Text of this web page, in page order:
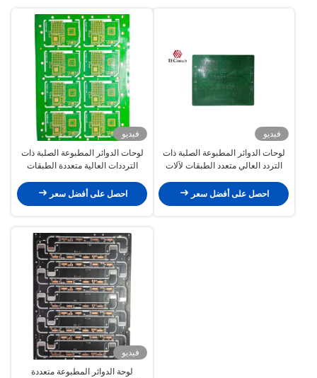
فيديو
لوحات الدوائر المطبوعة الصلبة ذات
التردد العالي متعدد الطبقات لآلات
احصل على أفضل سعر
فيديو
لوحات الدوائر المطبوعة الصلبة ذات
الترددات العالية متعددة الطبقات
احصل على أفضل سعر
فيديو
لوحة الدوائر المطبوعة متعددة